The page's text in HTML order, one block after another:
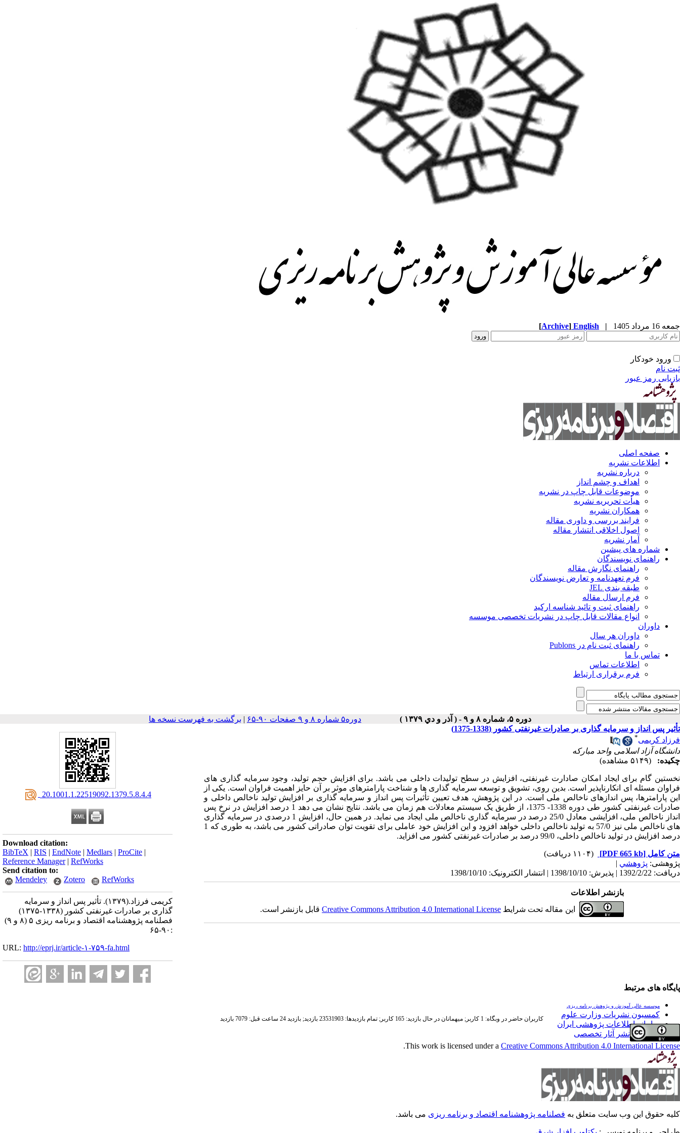
جمعه 16 مرداد 1405 |
English
[Archive]
ورود خودکار
ثبت نام
بازیابی رمز عبور
صفحه اصلی
اطلاعات نشریه
درباره نشریه
اهداف و چشم انداز
موضوعات قابل چاپ در نشریه
هیأت تحریریه نشریه
همکاران نشریه
فرایند بررسی و داوری مقاله
اصول اخلاقی انتشار مقاله
آمار نشریه
شماره های پیشین
راهنمای نویسندگان
راهنمای نگارش مقاله
فرم تعهدنامه و تعارض نویسندگان
طبقه بندی JEL
فرم ارسال مقاله
راهنمای ثبت و تائید شناسه ارکید
انواع مقالات قابل چاپ در نشریات تخصصی موسسه
داوران
داوران هر سال
راهنمای ثبت نام در Publons
تماس با ما
اطلاعات تماس
فرم برقراری ارتباط
دوره ۵، شماره ۸ و ۹ - ( آذر و دي ۱۳۷۹ ) دوره۵ شماره ۸ و ۹ صفحات ۹۰-۶۵ | برگشت به فهرست نسخه ها
‎ 20.1001.1.22519092.1379.5.8.4.4
Download citation:
BibTeX | RIS | EndNote | Medlars | ProCite |
Reference Manager| RefWorks
Send citation to:
Mendeley
Zotero RefWorks
کریمی فرزاد.(۱۳۷۹).
تأثیر پس انداز و سرمایه
گذاری بر صادرات غیرنفتی کشور (۱۳۳۸-۱۳۷۵)
فصلنامه پژوهشنامه اقتصاد و برنامه ریزی ۵ (۸ و ۹)
:۹۰-۶۵
URL: http://eprj.ir/article-۱-۷۵۹-fa.html
تأثیر پس انداز و سرمایه گذاری بر صادرات غیرنفتی کشور (1338-1375)
فرزاد کریمی*
دانشگاه آزاد اسلامی واحد مبارکه
چکیده:
(۵۱۴۹ مشاهده)
نخستین گام برای ایجاد امکان صادارت غیرنفتی، افزایش در سطح تولیدات داخلی می باشد. برای افزایش حجم تولید، وجود سرمایه گذاری های
فراوان مسئله ای انکارناپذیر است. بدین روی، تشویق و توسعه سرمایه گذاری ها و شناخت پارامترهای موثر بر آن حایز اهمیت فراوان است. یکی از
این پارامترها، پس اندازهای ناخالص ملی است. در این پژوهش، هدف تعیین تأثیرات پس انداز و سرمایه گذاری بر افزایش تولید ناخالص داخلی و
صادرات غیرنفتی کشور طی دوره 1338- 1375، از طریق یک سیستم معادلات هم زمان می باشد. نتایج نشان می دهد 1 درصد افزایش در نرخ پس
انداز ناخالص ملی، افزایشی معادل 25/0 درصد در سرمایه گذاری ناخالص ملی ایجاد می نماید. در همین حال، افزایش 1 درصدی در سرمایه گذاری
های ناخالص ملی نیز 57/0 به تولید ناخالص داخلی خواهد افزود و این افزایش خود عاملی برای تقویت توان صادراتی کشور می باشد، به طوری که 1
درصد افزایش در تولید ناخالص داخلی، 99/0 درصد بر صادرات غیرنفتی کشور می افزاید.
متن کامل [PDF 665 kb]
(۱۱۰۴ دریافت)
پژوهشی: پژوهشي |
دریافت: 1392/2/22 | پذیرش: 1398/10/10 | انتشار الکترونیک: 1398/10/10
بازنشر اطلاعات
این مقاله تحت شرایط Creative Commons Attribution 4.0 International Licenseقابل بازنشر است.
پایگاه های مرتبط
موسسه عالی آموزش و پژوهش برنامه ریزی
کمسیون نشریات وزارت علوم
سامانه اطلاعات پژوهشی ایران
فراخوان نشر آثار تخصصی
کاربران حاضر در وبگاه: 1 کاربر; میهمانان در حال بازدید: 165 کاربر; تمام بازدید‌ها: 23531903 بازدید; بازدید 24 ساعت قبل: 7079 بازدید
This work is licensed under a Creative Commons Attribution 4.0 International License
.
کلیه حقوق این وب سایت متعلق به فصلنامه پژوهشنامه اقتصاد و برنامه ریزی می باشد.